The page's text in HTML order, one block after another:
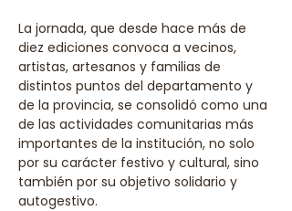
La jornada, que desde hace más de
diez ediciones convoca a vecinos,
artistas, artesanos y familias de
distintos puntos del departamento y
de la provincia, se consolidó como una
de las actividades comunitarias más
importantes de la institución, no solo
por su carácter festivo y cultural, sino
también por su objetivo solidario y
autogestivo.